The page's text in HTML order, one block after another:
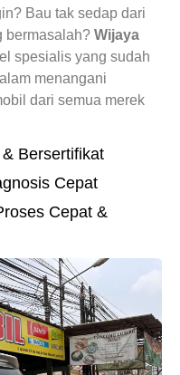
Bau tak sedap dari
bermasalah? Wijaya
spesialis yang sudah
menangani
dari semua merek
Bersertifikat
Cepat
Cepat &